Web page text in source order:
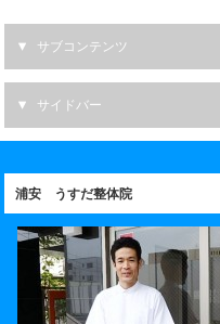
サブコンテンツ
サイドバー
浦安 うすだ整体院